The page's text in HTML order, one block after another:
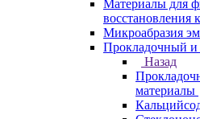
Материалы для
восстановления
Микроабразия
Прокладочный
Назад
материалы